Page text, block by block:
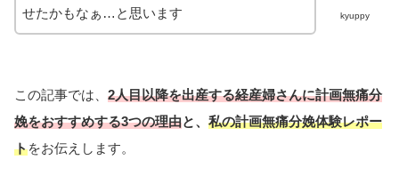
kyuppy
せたかもなぁ…と思います
この記事では、 2人目以降を出産する経産婦さんに計画無痛分
娩をおすすめする3つの理由と、 私の計画無痛分娩体験レポー
トをお伝えします。